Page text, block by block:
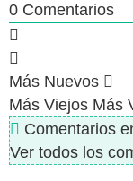
0 Comentarios
Más Nuevos
Más Viejos Más
Comentarios
Ver todos los